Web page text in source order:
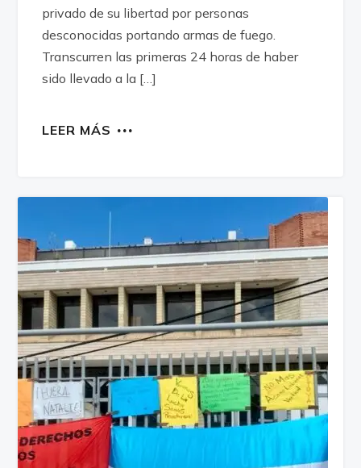
privado de su libertad por personas
desconocidas portando armas de fuego.
Transcurren las primeras 24 horas de haber
sido llevado a la […]
LEER MÁS